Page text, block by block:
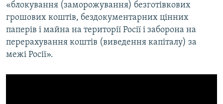
Усі сайти RFE/RL
«блокування (заморожування) безготівкових
грошових коштів, бездокументарних цінних
паперів і майна на території Росії і заборона на
перерахування коштів (виведення капіталу) за
межі Росії».